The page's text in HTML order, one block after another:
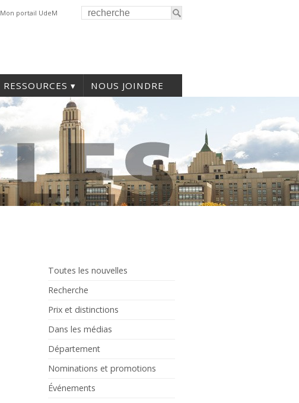
Mon portail UdeM
RESSOURCES NOUS JOINDRE
Toutes les nouvelles
Recherche
Prix et distinctions
Dans les médias
Département
Nominations et promotions
Événements